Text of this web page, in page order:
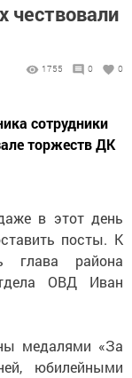
чествовали
1755 0 0
сотрудники
торжеств ДК
в этот день
посты. К
глава района
ОВД Иван
медалями «За
юбилейными